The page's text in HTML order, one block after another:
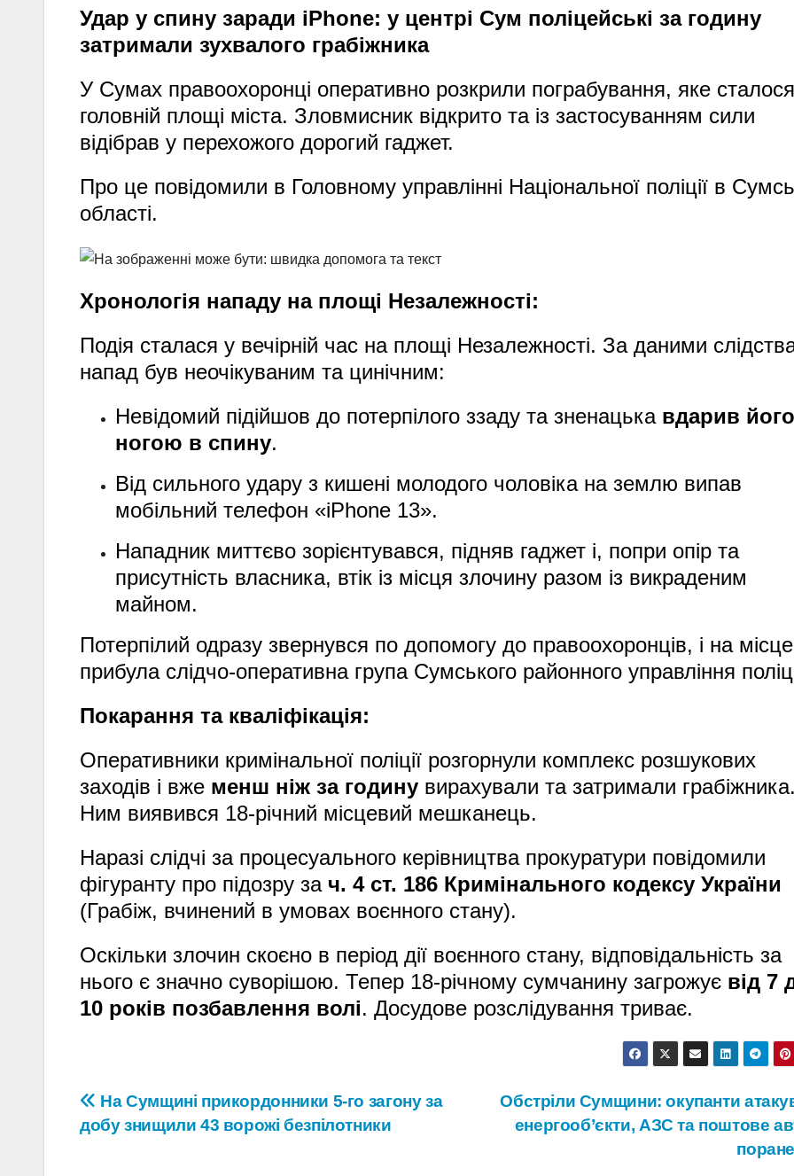
Удар у спину заради iPhone: у центрі Сум поліцейські за годину
затримали зухвалого грабіжника
У Сумах правоохоронці оперативно розкрили пограбування, яке
головній площі міста. Зловмисник відкрито та із застосуванням сили
відібрав у перехожого дорогий гаджет.
Про це повідомили в Головному управлінні Національної поліції в
області.
Хронологія нападу на площі Незалежності:
Подія сталася у вечірній час на площі Незалежності. За даними
напад був неочікуваним та цинічним:
Невідомий підійшов до потерпілого ззаду та зненацька вдарив його
ногою в спину.
Від сильного удару з кишені молодого чоловіка на землю випав
мобільний телефон «iPhone 13».
Нападник миттєво зорієнтувався, підняв гаджет і, попри опір та
присутність власника, втік із місця злочину разом із викраденим
майном.
Потерпілий одразу звернувся по допомогу до правоохоронців, і на місце
прибула слідчо-оперативна група Сумського районного управління
Покарання та кваліфікація:
Оперативники кримінальної поліції розгорнули комплекс розшукових
заходів і вже менш ніж за годину вирахували та затримали
Ним виявився 18-річний місцевий мешканець.
Наразі слідчі за процесуального керівництва прокуратури повідомили
фігуранту про підозру за ч. 4 ст. 186 Кримінального кодексу України
(Грабіж, вчинений в умовах воєнного стану).
Оскільки злочин скоєно в період дії воєнного стану, відповідальність за
нього є значно суворішою. Тепер 18-річному сумчанину загрожує від 7
10 років позбавлення волі. Досудове розслідування триває.
Навігація
записів
Обстріли Сумщини: окупанти
енергооб’єкти, АЗС та поштове
На Сумщині прикордонники 5-го загону за
добу знищили 43 ворожі безпілотники